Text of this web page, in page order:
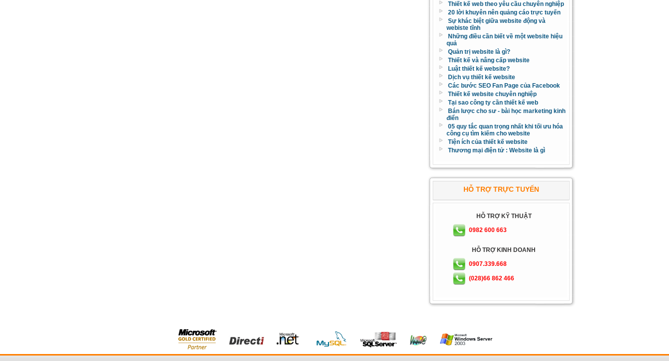
Thiết kế web theo yêu cầu chuyên nghiệp
20 lời khuyên nên quảng cáo trực tuyến
Sự khác biệt giữa website động và
webiste tĩnh
Những điều cần biết về một website hiệu
quả
Quản trị website là gì?
Thiết kế và nâng cấp website
Luật thiết kế website?
Dịch vụ thiết kế website
Các bước SEO Fan Page của Facebook
Thiết kế website chuyên nghiệp
Tại sao công ty cần thiết kế web
Bán lược cho sư - bài học marketing kinh
điển
05 quy tắc quan trọng nhất khi tối ưu hóa
công cụ tìm kiếm cho website
Tiện ích của thiết kế website
Thương mại điện tử : Website là gì
HỖ TRỢ TRỰC TUYẾN
HỖ TRỢ KỸ THUẬT
0982 600 663
HỖ TRỢ KINH DOANH
0907.339.668
(028)66 862 466